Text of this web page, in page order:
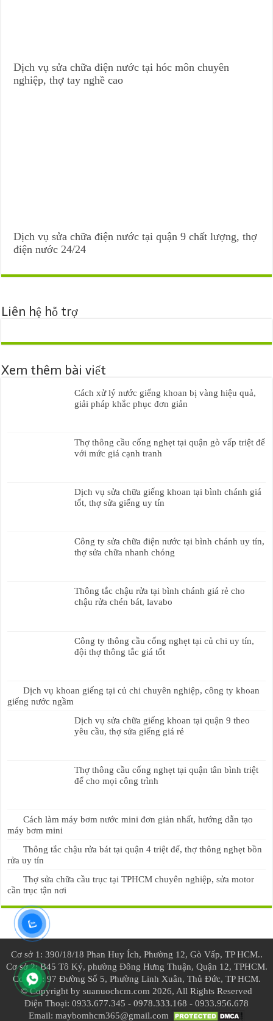
Dịch vụ sửa chữa điện nước tại hóc môn chuyên
nghiệp, thợ tay nghề cao
Dịch vụ sửa chữa điện nước tại quận 9 chất lượng, thợ
điện nước 24/24
Liên hệ hỗ trợ
Xem thêm bài viết
Cách xử lý nước giếng khoan bị vàng hiệu quả,
giải pháp khắc phục đơn giản
Thợ thông cầu cống nghẹt tại quận gò vấp triệt để
với mức giá cạnh tranh
Dịch vụ sửa chữa giếng khoan tại bình chánh giá
tốt, thợ sửa giếng uy tín
Công ty sửa chữa điện nước tại bình chánh uy tín,
thợ sửa chữa nhanh chóng
Thông tắc chậu rửa tại bình chánh giá rẻ cho
chậu rửa chén bát, lavabo
Công ty thông cầu cống nghẹt tại củ chi uy tín,
đội thợ thông tắc giá tốt
Dịch vụ khoan giếng tại củ chi chuyên nghiệp, công ty khoan
giếng nước ngầm
Dịch vụ sửa chữa giếng khoan tại quận 9 theo
yêu cầu, thợ sửa giếng giá rẻ
Thợ thông cầu cống nghẹt tại quận tân bình triệt
để cho mọi công trình
Cách làm máy bơm nước mini đơn giản nhất, hướng dẫn tạo
máy bơm mini
Thông tắc chậu rửa bát tại quận 4 triệt để, thợ thông nghẹt bồn
rửa uy tín
Thợ sửa chữa cầu trục tại TPHCM chuyên nghiệp, sửa motor
cần trục tận nơi
Cơ sở 1: 390/18/18 Phan Huy Ích, Phường 12, Gò Vấp, TP HCM..
Cơ sở 2: B45 Tô Ký, phường Đông Hưng Thuận, Quận 12, TPHCM.
Cơ sở 3: 97 Đường Số 5, Phường Linh Xuân, Thủ Đức, TP HCM.
© Copyright by suanuochcm.com 2026, All Rights Reserved
Điện Thoại: 0933.677.345 - 0978.333.168 - 0933.956.678
Email: maybomhcm365@gmail.com